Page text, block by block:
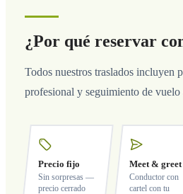
¿Por qué reservar
Todos nuestros traslados incluyen
profesional y seguimiento de vuelo
Precio fijo
Sin sorpresas —
precio cerrado
Meet & greet
Conductor con
cartel con tu